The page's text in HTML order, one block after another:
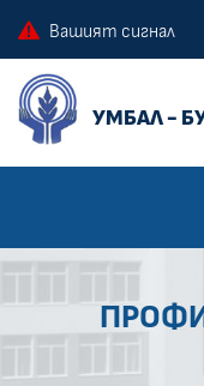
Вашият сигнал